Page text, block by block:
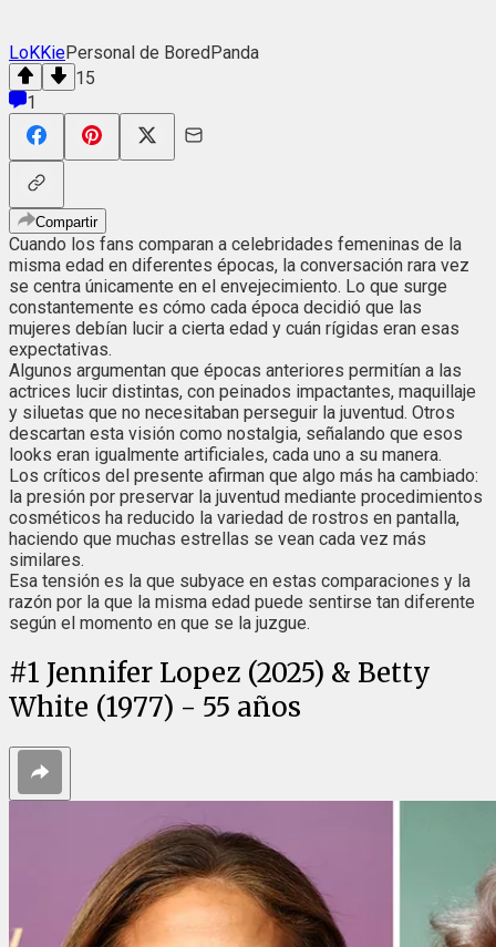
LoKKiePersonal de BoredPanda
15
1
Compartir
Cuando los fans comparan a celebridades femeninas de la
misma edad en diferentes épocas, la conversación rara vez
se centra únicamente en el envejecimiento. Lo que surge
constantemente es cómo cada época decidió que las
mujeres debían lucir a cierta edad y cuán rígidas eran esas
expectativas.
Algunos argumentan que épocas anteriores permitían a las
actrices lucir distintas, con peinados impactantes, maquillaje
y siluetas que no necesitaban perseguir la juventud. Otros
descartan esta visión como nostalgia, señalando que esos
looks eran igualmente artificiales, cada uno a su manera.
Los críticos del presente afirman que algo más ha cambiado:
la presión por preservar la juventud mediante procedimientos
cosméticos ha reducido la variedad de rostros en pantalla,
haciendo que muchas estrellas se vean cada vez más
similares.
Esa tensión es la que subyace en estas comparaciones y la
razón por la que la misma edad puede sentirse tan diferente
según el momento en que se la juzgue.
#1 Jennifer Lopez (2025) & Betty
White (1977) - 55 años